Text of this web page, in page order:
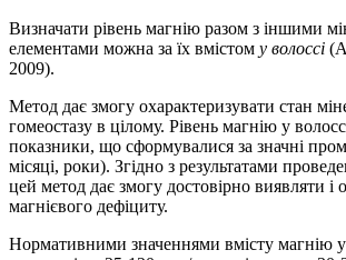
Визначати рівень магнію разом з іншими
елементами можна за їх вмістом у волоссі
2009).
Метод дає змогу охарактеризувати стан
гомеостазу в цілому. Рівень магнію у
показники, що сформувалися за значні
місяці, роки). Згідно з результатами
цей метод дає змогу достовірно виявляти і
магнієвого дефіциту.
Нормативними значеннями вмісту магнію у